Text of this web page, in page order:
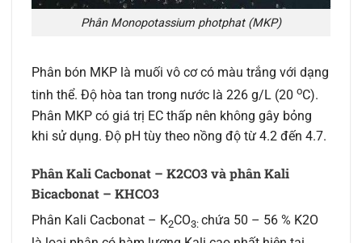
Phân Monopotassium photphat (MKP)
Phân bón MKP là muối vô cơ có màu trắng với dạng
tinh thể. Độ hòa tan trong nước là 226 g/L (20 oC).
Phân MKP có giá trị EC thấp nên không gây bỏng
khi sử dụng. Độ pH tùy theo nồng độ từ 4.2 đến 4.7.
Phân Kali Cacbonat – K2CO3 và phân Kali
Bicacbonat – KHCO3
Phân Kali Cacbonat – K2CO3: chứa 50 – 56 % K2O